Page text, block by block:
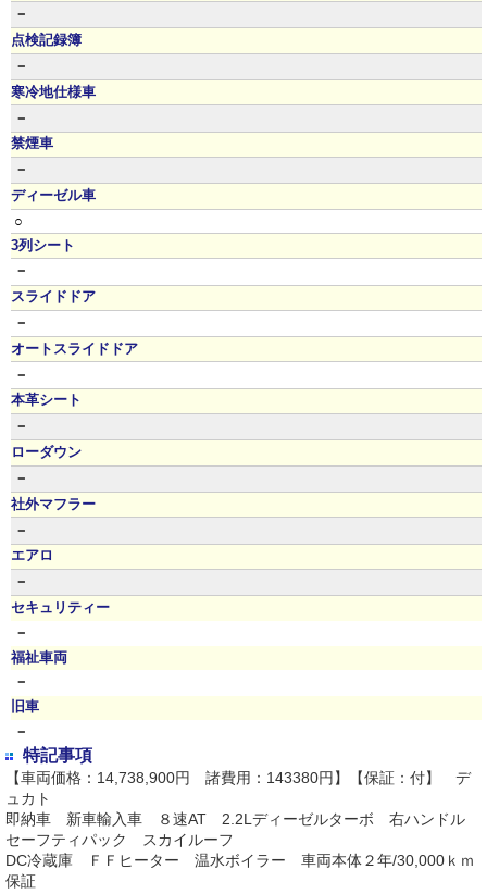
－
点検記録簿
－
寒冷地仕様車
－
禁煙車
－
ディーゼル車
○
3列シート
－
スライドドア
－
オートスライドドア
－
本革シート
－
ローダウン
－
社外マフラー
－
エアロ
－
セキュリティー
－
福祉車両
－
旧車
－
特記事項
【車両価格：14,738,900円 諸費用：143380円】【保証：付】 デ
ュカト
即納車 新車輸入車 ８速AT 2.2Lディーゼルターボ 右ハンドル
セーフティパック スカイルーフ
DC冷蔵庫 ＦＦヒーター 温水ボイラー 車両本体２年/30,000ｋｍ
保証